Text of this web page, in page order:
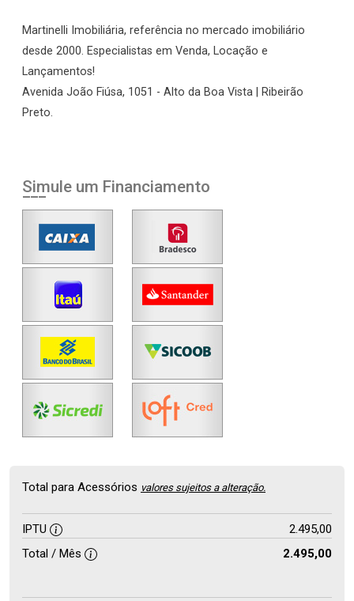
Martinelli Imobiliária, referência no mercado imobiliário
desde 2000. Especialistas em Venda, Locação e
Lançamentos!
Avenida João Fiúsa, 1051 - Alto da Boa Vista | Ribeirão
Preto.
Simule um Financiamento
Total para Acessórios valores sujeitos a alteração.
IPTU
2.495,00
Total / Mês
2.495,00